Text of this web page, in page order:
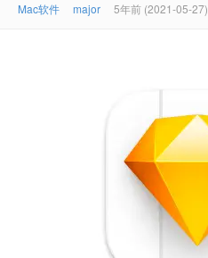
Mac软件 major 5年前 (2021-05-27)